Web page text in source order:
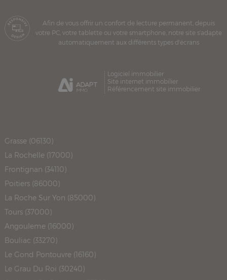
Afin de vous offrir un confort de lecture permanent, depuis
votre PC, votre tablette ou votre smartphone, notre site s'adapte
automatiquement aux différents types d'écrans
Logiciel immobilier
Site internet immobilier
Référencement site immobilier
Grasse (06130)
La Rochelle (17000)
Frontignan (34110)
Poitiers (86000)
La Roche Sur Yon (85000)
Tours (37000)
Angouleme (16000)
Bouliac (33270)
Le Gond Pontouvre (16160)
Le Grau Du Roi (30240)